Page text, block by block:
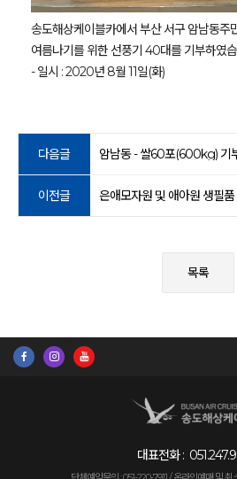
송도해상케이블카에서 부산 서구 암남동주
여름나기를 위한 선풍기 40대를 기부하였
- 일시 : 2020년 8월 11일(화)
다음글 암남동 - 쌀60포(600kg) 기
이전글 은애모자원 및 애아원 생필
목록
대표전화 :